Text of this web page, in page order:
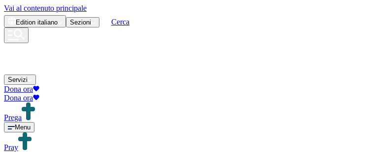
Vai al contenuto principale
Edition italiano Sezioni Cerca
Servizi
Dona ora
Dona ora
Prega
Menu
Pray